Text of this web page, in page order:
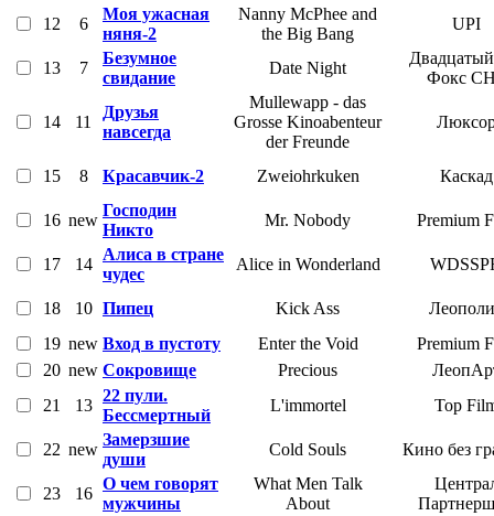
12
6
Моя ужасная
няня-2
Nanny McPhee and
the Big Bang
UPI
13 7
Безумное
свидание
Date Night
Фокс
14 11
Друзья
навсегда
Mullewapp - das
Grosse Kinoabenteur
der Freunde
15 8 Красавчик-2 Zweiohrkuken Каскад
16 new
Господин
Никто
Mr. Nobody Premium
17 14
Алиса в стране
чудес
Alice in Wonderland
18 10 Пипец Kick Ass
19 new Вход в пустоту Enter the Void
Premium
20 new Сокровище Precious
21
13
22 пули.
Бессмертный
L'immortel Top
22 new
Замерзшие
души
Cold Souls Кино без
23 16
О чем говорят
мужчины
What Men Talk
About